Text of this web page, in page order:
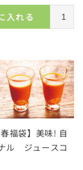
入れる
福袋】美味! 自
ル ジュースコ